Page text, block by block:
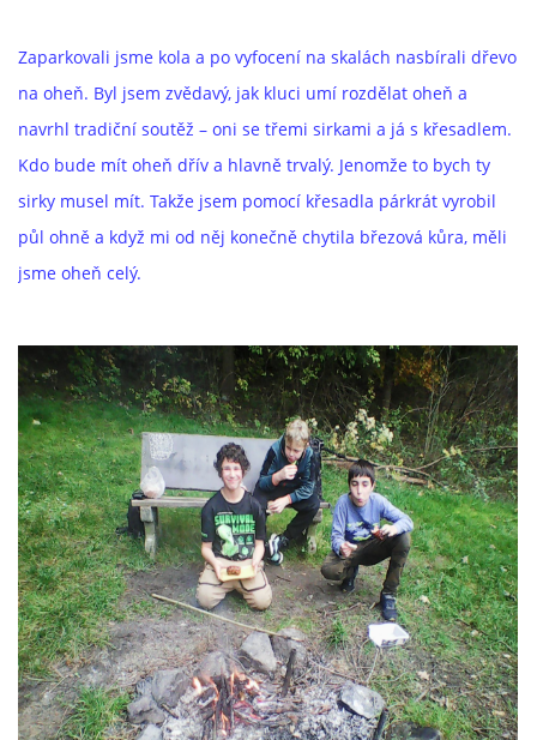
Zaparkovali jsme kola a po vyfocení na skalách nasbírali dřevo
na oheň. Byl jsem zvědavý, jak kluci umí rozdělat oheň a
navrhl tradiční soutěž – oni se třemi sirkami a já s křesadlem.
Kdo bude mít oheň dřív a hlavně trvalý. Jenomže to bych ty
sirky musel mít. Takže jsem pomocí křesadla párkrát vyrobil
půl ohně a když mi od něj konečně chytila březová kůra, měli
jsme oheň celý.